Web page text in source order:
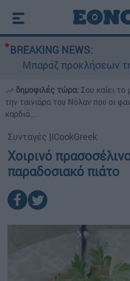
BREAKING NEWS:
Μπαράζ προκλήσεων της
δημοφιλές τώρα: Σου καίει
την ταινιάρα του Νόλαν που οι
καρδιά...
Συνταγές |ICookGreek
Χοιρινό
παραδοσιακό πιάτο